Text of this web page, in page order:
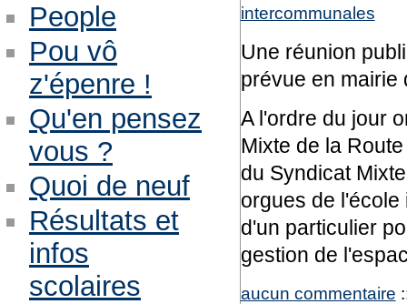
intercommunales
Une réunion
prévue en mairie
A l'ordre du jour
Mixte de la
du Syndicat
orgues de
d'un particulier
gestion de
aucun commentaire
People
Pou vô
z'épenre !
Qu'en pensez
vous ?
Quoi de neuf
Résultats et
infos
scolaires